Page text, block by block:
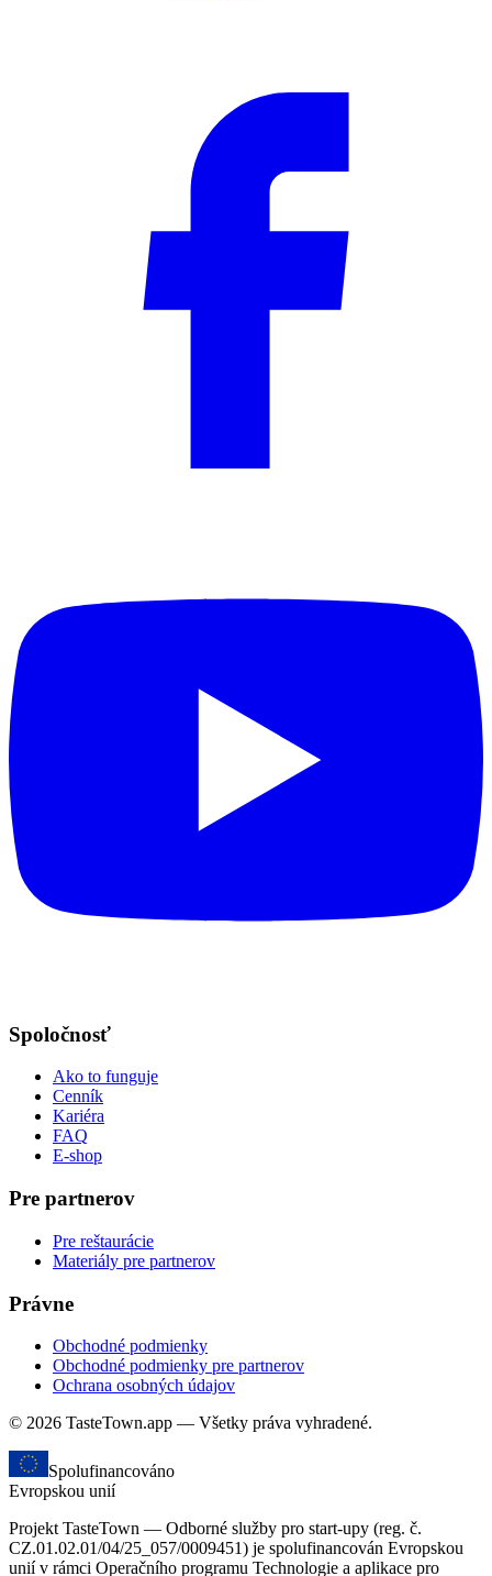
Spoločnosť
Ako to funguje
Cenník
Kariéra
FAQ
E-shop
Pre partnerov
Pre reštaurácie
Materiály pre partnerov
Právne
Obchodné podmienky
Obchodné podmienky pre partnerov
Ochrana osobných údajov
© 2026 TasteTown.app — Všetky práva vyhradené.
Spolufinancováno
Evropskou unií
Projekt TasteTown — Odborné služby pro start-upy (reg. č.
CZ.01.02.01/04/25_057/0009451) je spolufinancován Evropskou
unií v rámci Operačního programu Technologie a aplikace pro